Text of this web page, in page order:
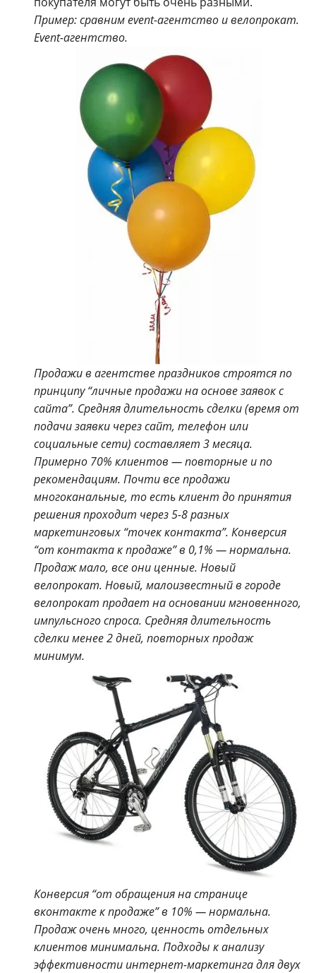
Пример: сравним event-агентство и велопрокат.
Event-агентство.
Продажи в агентстве праздников строятся по
принципу “личные продажи на основе заявок с
сайта”. Средняя длительность сделки (время от
подачи заявки через сайт, телефон или
социальные сети) составляет 3 месяца.
Примерно 70% клиентов — повторные и по
рекомендациям. Почти все продажи
многоканальные, то есть клиент до принятия
решения проходит через 5-8 разных
маркетинговых “точек контакта”. Конверсия
“от контакта к продаже” в 0,1% — нормальна.
Продаж мало, все они ценные. Новый
велопрокат. Новый, малоизвестный в городе
велопрокат продает на основании мгновенного,
импульсного спроса. Средняя длительность
сделки менее 2 дней, повторных продаж
минимум.
Конверсия “от обращения на странице
вконтакте к продаже” в 10% — нормальна.
Продаж очень много, ценность отдельных
клиентов минимальна. Подходы к анализу
эффективности интернет-маркетинга для двух